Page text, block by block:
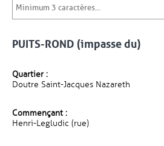
PUITS-ROND (impasse du)
Quartier :
Doutre Saint-Jacques Nazareth
Commençant :
Henri-Legludic (rue)